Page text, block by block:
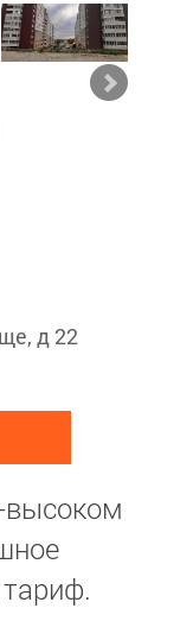
д 22
высоком